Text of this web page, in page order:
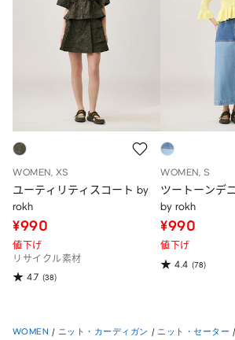
WOMEN, XS
ユーティリティスコート by
rokh
¥990
値下げ
リサイクル素材
4.7 (38)
WOMEN, S
ツートーンデ
by rokh
¥990
値下げ
4.4 (78)
WOMEN / ニット・カーディガン / ニット・セーター /